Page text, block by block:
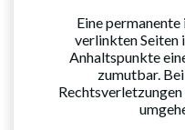
Eine
verlinkten Seiten
Anhaltspunkte
zumutbar.